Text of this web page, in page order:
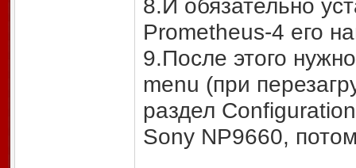
8.И обязательно
Prometheus-4 его
9.После этого
menu (при
раздел
Sony NP9660,